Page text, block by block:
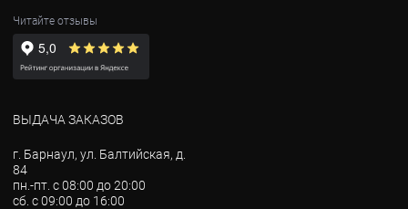
Читайте отзывы
ВЫДАЧА ЗАКАЗОВ
г. Барнаул, ул. Балтийская, д.
84
пн.-пт. с 08:00 до 20:00
сб. с 09:00 до 16:00